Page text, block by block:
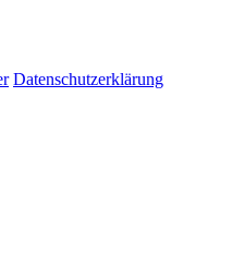
Datenschutzerklärung